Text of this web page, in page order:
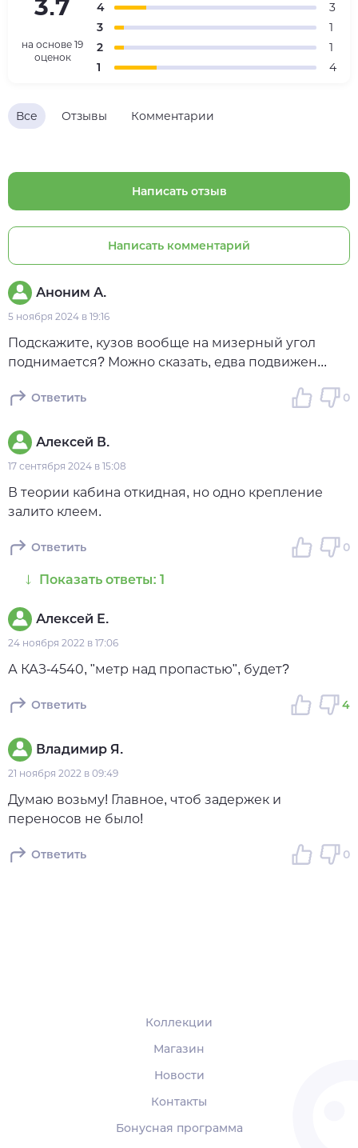
Все Отзывы Комментарии
Написать отзыв
Написать комментарий
Аноним А.
5 ноября 2024 в 19:16
Подскажите, кузов вообще на мизерный угол
поднимается? Можно сказать, едва подвижен...
Ответить 0
Алексей В.
17 сентября 2024 в 15:08
В теории кабина откидная, но одно крепление
залито клеем.
Ответить 0
Показать ответы: 1
Алексей Е.
24 ноября 2022 в 17:06
А КАЗ-4540, "метр над пропастью", будет?
Ответить 4
Владимир Я.
21 ноября 2022 в 09:49
Думаю возьму! Главное, чтоб задержек и
переносов не было!
Ответить 0
3.7
на основе 19
оценок
4
3
3
1
2
1
1
4
Коллекции
Магазин
Новости
Контакты
Бонусная программа